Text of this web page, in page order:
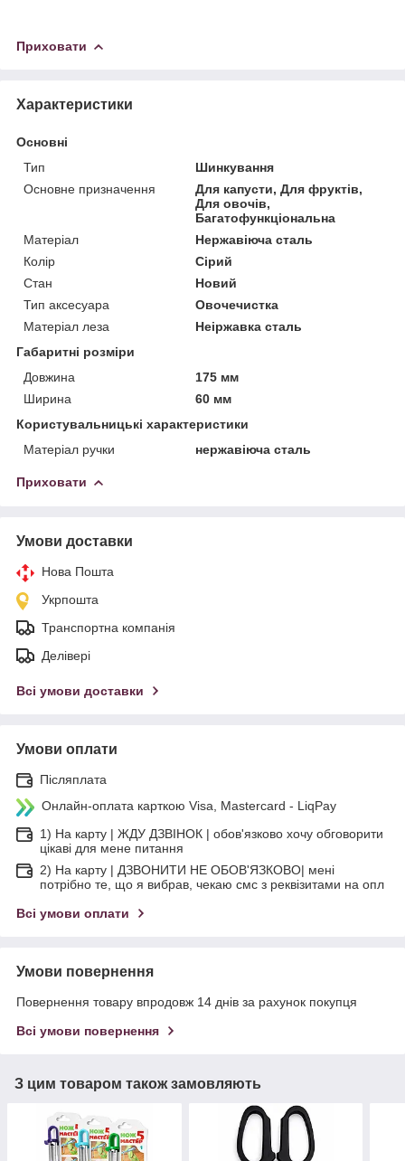
Приховати
Характеристики
Основні
Тип
Шинкування
Основне призначення
Для капусти, Для фруктів,
Для овочів,
Багатофункціональна
Матеріал
Нержавіюча сталь
Колір
Сірий
Стан
Новий
Тип аксесуара
Овочечистка
Матеріал леза
Неіржавка сталь
Габаритні розміри
Довжина
175 мм
Ширина
60 мм
Користувальницькі характеристики
Матеріал ручки
нержавіюча сталь
Приховати
Умови доставки
Нова Пошта
Укрпошта
Транспортна компанія
Делівері
Всі умови доставки
Умови оплати
Післяплата
Онлайн-оплата карткою Visa, Mastercard - LiqPay
1) На карту | ЖДУ ДЗВІНОК | обов'язково хочу обговорити
цікаві для мене питання
2) На карту | ДЗВОНИТИ НЕ ОБОВ'ЯЗКОВО| мені
потрібно те, що я вибрав, чекаю смс з реквізитами на опл
Всі умови оплати
Умови повернення
Повернення товару впродовж 14 днів за рахунок покупця
Всі умови повернення
З цим товаром також замовляють